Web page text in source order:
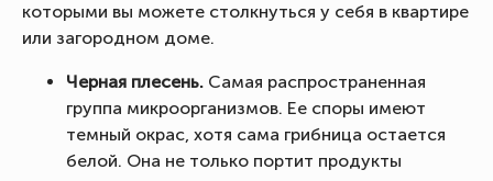
которыми вы можете столкнуться у себя в квартире
или загородном доме.
Черная плесень. Самая распространенная
группа микроорганизмов. Ее споры имеют
темный окрас, хотя сама грибница остается
белой. Она не только портит продукты